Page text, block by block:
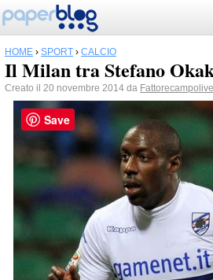
HOME › SPORT › CALCIO
Il Milan tra Stefano
Creato il 20 novembre 2014 da Fattorecampolive
Save